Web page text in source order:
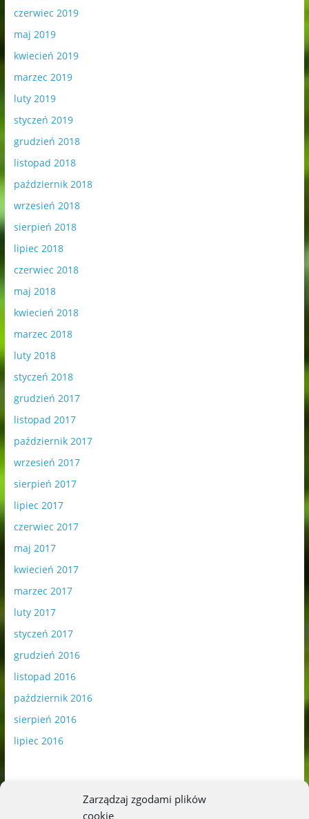
Zarządzaj zgodami plików
cookie
czerwiec 2019
maj 2019
kwiecień 2019
marzec 2019
luty 2019
styczeń 2019
grudzień 2018
listopad 2018
październik 2018
wrzesień 2018
sierpień 2018
lipiec 2018
czerwiec 2018
maj 2018
kwiecień 2018
marzec 2018
luty 2018
styczeń 2018
grudzień 2017
listopad 2017
październik 2017
wrzesień 2017
sierpień 2017
lipiec 2017
czerwiec 2017
maj 2017
kwiecień 2017
marzec 2017
luty 2017
styczeń 2017
grudzień 2016
listopad 2016
październik 2016
sierpień 2016
lipiec 2016